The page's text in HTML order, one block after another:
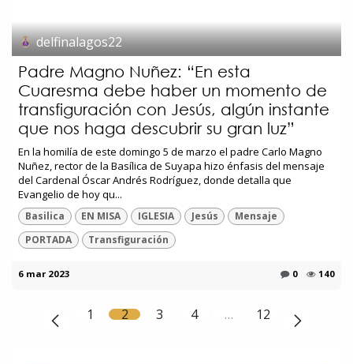
delfinalagos22
Padre Magno Nuñez: “En esta
Cuaresma debe haber un momento de
transfiguración con Jesús, algún instante
que nos haga descubrir su gran luz”
En la homilía de este domingo 5 de marzo el padre Carlo Magno
Nuñez, rector de la Basílica de Suyapa hizo énfasis del mensaje
del Cardenal Óscar Andrés Rodríguez, donde detalla que
Evangelio de hoy qu...
Basilica EN MISA IGLESIA Jesús
Mensaje
PORTADA
Transfiguración
6 mar 2023 0 140
1 2 3 4 … 12